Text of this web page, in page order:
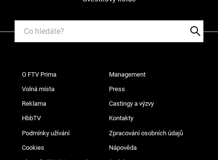
O FTV Prima Management
Volná místa Press
Reklama Castingy a výzvy
HbbTV Kontakty
Podmínky užívání Zpracování osobních údajů
Cookies Nápověda